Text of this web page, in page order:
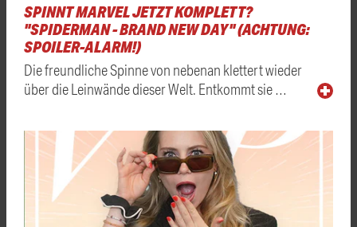
SPINNT MARVEL JETZT KOMPLETT?
"SPIDERMAN - BRAND NEW DAY" (ACHTUNG:
SPOILER-ALARM!)
Die freundliche Spinne von nebenan klettert wieder
über die Leinwände dieser Welt. Entkommt sie …